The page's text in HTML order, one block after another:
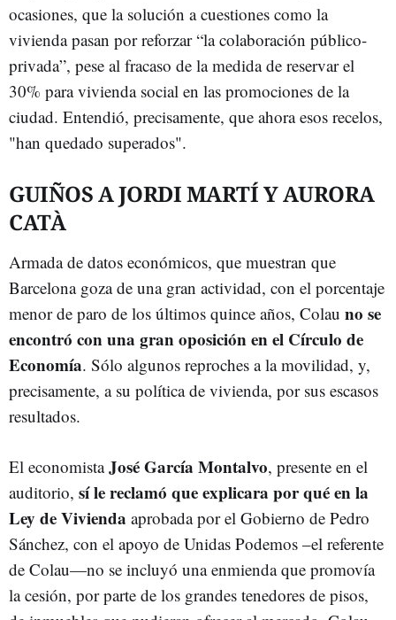
ocasiones, que la solución a cuestiones como la
vivienda pasan por reforzar “la colaboración público-
privada”, pese al fracaso de la medida de reservar el
30% para vivienda social en las promociones de la
ciudad. Entendió, precisamente, que ahora esos recelos,
"han quedado superados".
GUIÑOS A JORDI MARTÍ Y AURORA
CATÀ
Armada de datos económicos, que muestran que
Barcelona goza de una gran actividad, con el porcentaje
menor de paro de los últimos quince años, Colau no se
encontró con una gran oposición en el Círculo de
Economía. Sólo algunos reproches a la movilidad, y,
precisamente, a su política de vivienda, por sus escasos
resultados.
El economistaJosé García Montalvo, presente en el
auditorio, sí le reclamó que explicara por qué en la
Ley de Vivienda aprobada por el Gobierno de Pedro
Sánchez, con el apoyo de Unidas Podemos –el referente
de Colau—no se incluyó una enmienda que promovía
la cesión, por parte de los grandes tenedores de pisos,